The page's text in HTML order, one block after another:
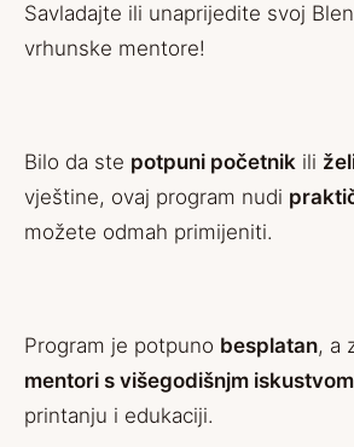
Savladajte ili unaprijedite svoj
vrhunske mentore!
Bilo da ste potpuni početnik ili
vještine, ovaj program nudi
možete odmah primijeniti.
Program je potpuno besplatan, a
mentori s višegodišnjm iskustvom
printanju i edukaciji.